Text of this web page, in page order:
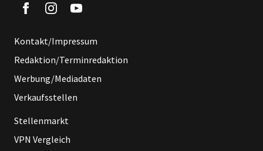
Kontakt/Impressum
Redaktion/Terminredaktion
Werbung/Mediadaten
Verkaufsstellen
Stellenmarkt
VPN Vergleich